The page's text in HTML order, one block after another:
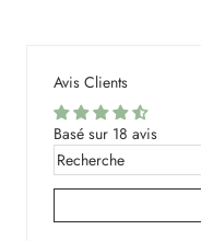
Avis Clients
Basé sur 18 avis